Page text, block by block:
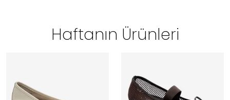
Haftanın Ürünleri